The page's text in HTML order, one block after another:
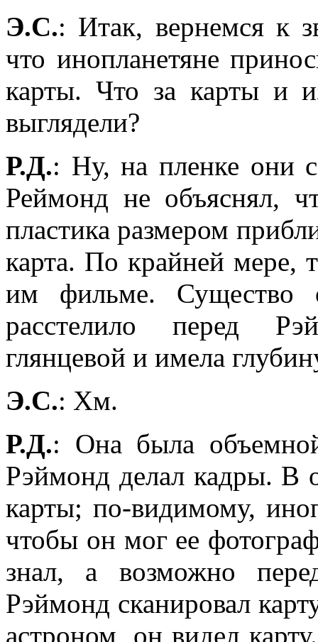
Э.С.: Итак, вернемся к
что инопланетяне
карты. Что за карты и
выглядели?
Р.Д.: Ну, на пленке они
Реймонд не объяснял,
пластика размером
карта. По крайней мере,
им фильме. Существо
расстелило перед
глянцевой и имела
Э.С.: Хм.
Р.Д.: Она была
Рэймонд делал кадры. В
карты; по-видимому,
чтобы он мог ее
знал, а возможно
Рэймонд сканировал
астроном, он видел